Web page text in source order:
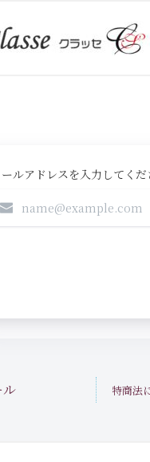
ルアドレスを入力してくだ
ル 特商法